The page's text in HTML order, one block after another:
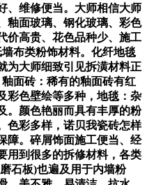
、维修便当。大师相信大师
釉面玻璃、钢化玻璃、彩色
价高贵、花色品种少、施工
布类粉饰材料。化纤地毯
为大师细致引见拆潢材料正
面砖：稀有的釉面砖有红
彩色壁绘等多种，地毯：杂
。颜色艳丽而具有丰厚的粉
色彩多样，诺贝我瓷砖怎样
障。碎屑饰面施工便当、经
用到很多的拆修材料，各类
石板)也遍及用于内墙粉